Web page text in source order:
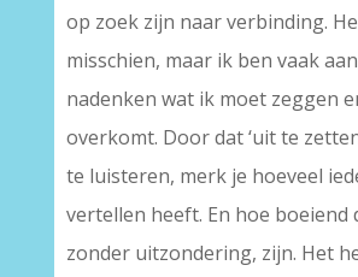
op zoek zijn naar verbinding.
misschien, maar ik ben vaak
nadenken wat ik moet zeggen
overkomt. Door dat ‘uit te
te luisteren, merk je hoeveel
vertellen heeft. En hoe boeiend
zonder uitzondering, zijn. Het